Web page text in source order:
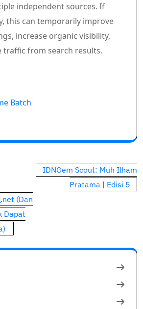
independent sources. If
this can temporarily improve
increase organic visibility,
traffic from search results.
Batch
(Dan
Dapat
IDNGem Scout: Muh Ilham
Pratama | Edisi 5